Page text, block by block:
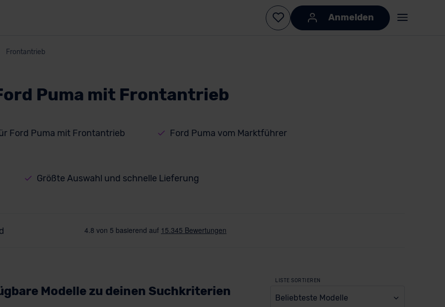
Anmelden
Frontantrieb
Puma mit Frontantrieb
Ford Puma mit Frontantrieb Ford Puma vom Marktführer
Größte Auswahl und schnelle Lieferung
Modelle zu deinen Suchkriterien
LISTE SORTIEREN
Beliebteste Modelle